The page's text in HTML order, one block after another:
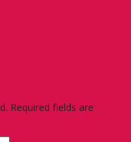
Required fields are